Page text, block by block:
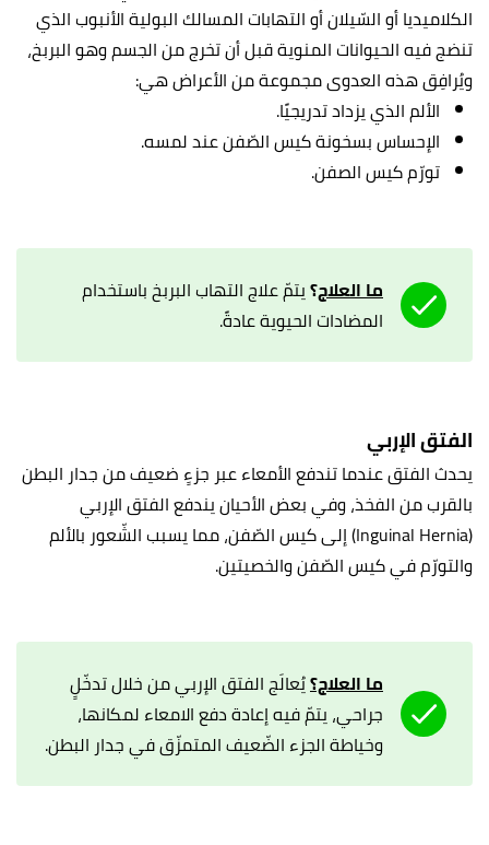
الكلاميديا أو السّيلان أو التهابات المسالك البولية الأنبوب الذي
تنضج فيه الحيوانات المنوية قبل أن تخرج من الجسم وهو البربخ،
ويُرافِق هذه العدوى مجموعة من الأعراض هي:
الألم الذي يزداد تدريجيًا.
الإحساس بسخونة كيس الصّفن عند لمسه.
تورّم كيس الصفن.
ما العلاج؟يتمّ علاج التهاب البربخ باستخدام
المضادات الحيوية عادةً.
الفتق الإربي
يحدث الفتق عندما تندفع الأمعاء عبر جزءٍ ضعيف من جدار البطن
بالقرب من الفخذ، وفي بعض الأحيان يندفع الفتق الإربي
(Inguinal Hernia) إلى كيس الصّفن، مما يسبب الشّعور بالألم
والتورّم في كيس الصّفن والخصيتين.
ما العلاج؟يُعالَج الفتق الإربي من خلال تدخّلٍ
جراحي، يتمّ فيه إعادة دفع الامعاء لمكانها،
وخياطة الجزء الضّعيف المتمزّق في جدار البطن.